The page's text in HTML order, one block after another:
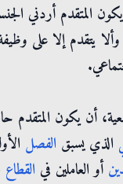
المتقدم أردني
يتقدم إلا على
أن يكون المتقدم
الذي يسبق الفصل
أو العاملين في القطاع